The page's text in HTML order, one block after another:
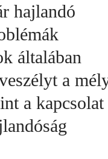
hajlandó
általában
a
a kapcsolat